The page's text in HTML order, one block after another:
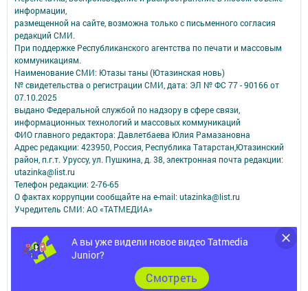
А вы уже видели новое видео Tatmedia
Junior?
Cмотреть
информации,
размещенной на сайте, возможна только с письменного согласия
редакций СМИ.
При поддержке Республиканского агентства по печати и массовым
коммуникациям.
Наименование СМИ: Ютазы таны (Ютазинская новь)
№ свидетельства о регистрации СМИ, дата: ЭЛ № ФС 77 - 90166 от
07.10.2025
выдано Федеральной службой по надзору в сфере связи,
информационных технологий и массовых коммуникаций
ФИО главного редактора: Давлетбаева Юлия Рамазановна
Адрес редакции: 423950, Россия, Республика Татарстан,Ютазинский
район, п.г.т. Уруссу, ул. Пушкина, д. 38, электронная почта редакции:
utazinka@list.ru
Телефон редакции: 2-76-65
О фактах коррупции сообщайте на e-mail: utazinka@list.ru
Учредитель СМИ: АО «ТАТМЕДИА»
Антикоррупционная политика
АО «ТАТМЕДИА» использует «cookie»для персонализации сервисов и
удобства пользователей сайтом.
Использование «cookie» можно отменить в настройках браузера.
Политика конфиденциальности